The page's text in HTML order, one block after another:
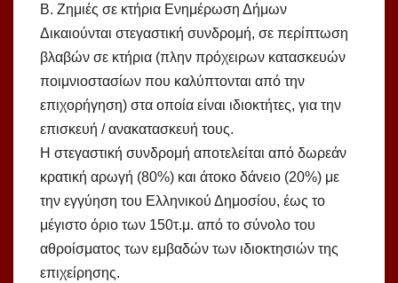
Β. Ζημιές σε κτήρια Ενημέρωση Δήμων
Δικαιούνται στεγαστική συνδρομή, σε περίπτωση
βλαβών σε κτήρια (πλην πρόχειρων κατασκευών
ποιμνιοστασίων που καλύπτονται από την
επιχορήγηση) στα οποία είναι ιδιοκτήτες, για την
επισκευή / ανακατασκευή τους.
Η στεγαστική συνδρομή αποτελείται από δωρεάν
κρατική αρωγή (80%) και άτοκο δάνειο (20%) με
την εγγύηση του Ελληνικού Δημοσίου, έως το
μέγιστο όριο των 150τ.μ. από το σύνολο του
αθροίσματος των εμβαδών των ιδιοκτησιών της
επιχείρησης.